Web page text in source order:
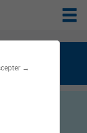
→
public